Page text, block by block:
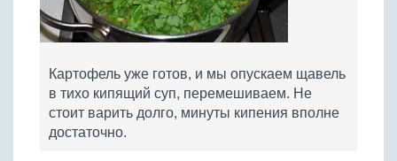
Картофель уже готов, и мы опускаем щавель
в тихо кипящий суп, перемешиваем. Не
стоит варить долго, минуты кипения вполне
достаточно.